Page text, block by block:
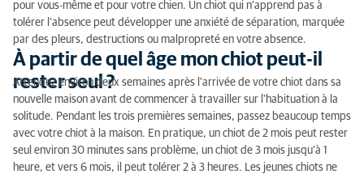
Comment enseigner à mon chiot à rester seul ?
Renforcer le lien avec votre chiot
pour vous-même et pour votre chien. Un chiot qui n’apprend pas à
tolérer l’absence peut développer une anxiété de séparation, marquée
par des pleurs, destructions ou malpropreté en votre absence.
À partir de quel âge mon chiot peut-il
rester seul ?
Attendez environ deux semaines après l'arrivée de votre chiot dans sa
nouvelle maison avant de commencer à travailler sur l'habituation à la
solitude. Pendant les trois premières semaines, passez beaucoup temps
avec votre chiot à la maison. En pratique, un chiot de 2 mois peut rester
seul environ 30 minutes sans problème, un chiot de 3 mois jusqu’à 1
heure, et vers 6 mois, il peut tolérer 2 à 3 heures. Les jeunes chiots ne